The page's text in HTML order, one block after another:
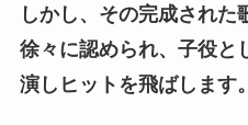
しかし、その完成された
徐々に認められ、子役と
演しヒットを飛ばします。